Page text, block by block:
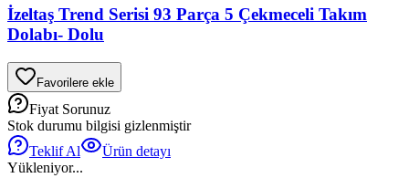
İzeltaş Trend Serisi 93 Parça 5 Çekmeceli Takım
Dolabı- Dolu
Favorilere ekle
Fiyat Sorunuz
Stok durumu bilgisi gizlenmiştir
Teklif Al
Ürün detayı
Yükleniyor...